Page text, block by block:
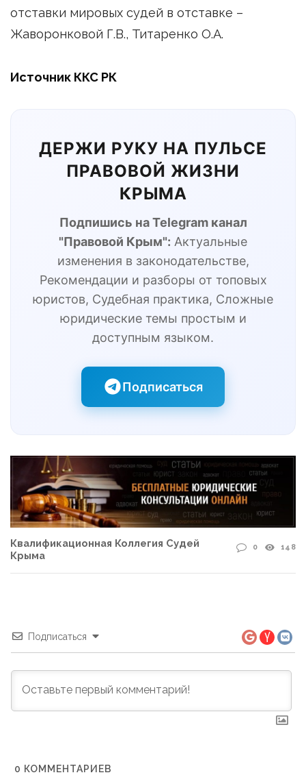
отставки мировых судей в отставке –
Жаворонковой Г.В., Титаренко О.А.
Источник ККС РК
ДЕРЖИ РУКУ НА ПУЛЬСЕ
ПРАВОВОЙ ЖИЗНИ
КРЫМА
Подпишись на Telegram канал
"Правовой Крым": Актуальные
изменения в законодательстве,
Рекомендации и разборы от топовых
юристов, Судебная практика, Сложные
юридические темы простым и
доступным языком.
Подписаться
Квалификационная Коллегия Судей
Крыма
0 148
Подписаться
0 КОММЕНТАРИЕВ